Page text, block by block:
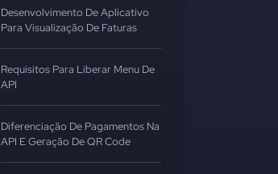
Desenvolvimento De Aplicativo
Para Visualização De Faturas
Requisitos Para Liberar Menu De
API
Diferenciação De Pagamentos Na
API E Geração De QR Code